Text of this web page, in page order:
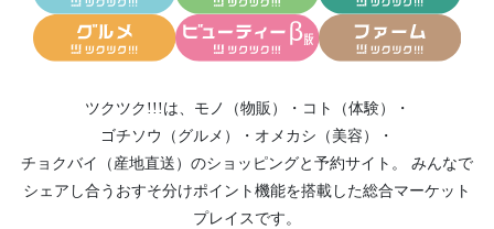
ツクツク!!!は、 モノ（物販） ・ コト（体験）
・
ゴチソウ（グルメ）
・ オメカシ（美容）
・
チョクバイ（産地直送） のショッピングと予約サイト。
みんなで
シェアし合う おすそ分けポイント機能を搭載した総合マーケット
プレイスです。